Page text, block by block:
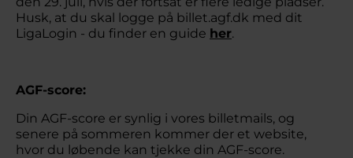
Husk, at du skal logge på billet.agf.dk med dit
LigaLogin - du finder en guide her.
AGF-score:
Din AGF-score er synlig i vores billetmails, og
senere på sommeren kommer der et website,
hvor du løbende kan tjekke din AGF-score.